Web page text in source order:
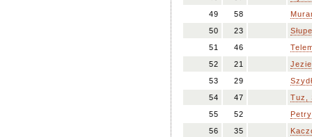
49
58
50
23
51
46
52
21
53
29
54
47
Tuz,
55
52
56
35